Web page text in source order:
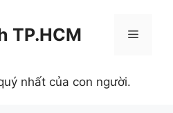
TP.HCM Menu
nhất của con người.